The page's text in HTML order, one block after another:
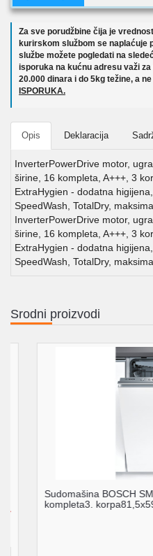
Za sve porudžbine čija je
kurirskom službom se naplaćuje
službe možete pogledati na
isporuka na kućnu adresu važi
20.000 dinara i do 5kg težine, a
ISPORUKA.
Opis Deklaracija
InverterPowerDrive motor,
širine, 16 kompleta, A+++, 3
ExtraHygien - dodatna
SpeedWash, TotalDry,
InverterPowerDrive motor,
širine, 16 kompleta, A+++, 3
ExtraHygien - dodatna
SpeedWash, TotalDry,
Srodni proizvodi
Sudomašina BOSCH
kompleta3.